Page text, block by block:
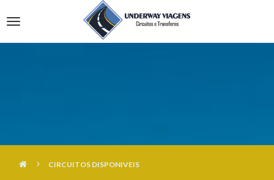
ALENTEJO
CONDIÇÕES DE RESERVA
NOTICIAS
Toggle
CIRCUITOS DISPONIVEIS